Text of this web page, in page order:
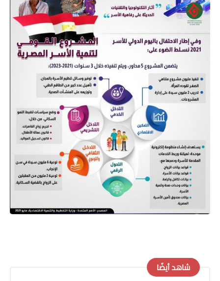
شاهد أيضًا